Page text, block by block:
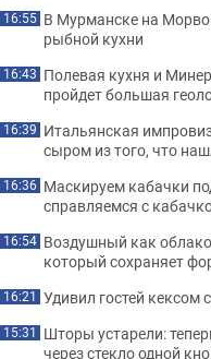
16:55 В Мурманске на
рыбной кухни
16:43 Полевая кухня и
пройдет большая
16:39 Итальянская
сыром из того, что
16:36 Маскируем кабачки
справляемся с
16:54 Воздушный как
который сохраняет
16:21 Удивил гостей кексом
15:31 Шторы устарели:
через стекло одной